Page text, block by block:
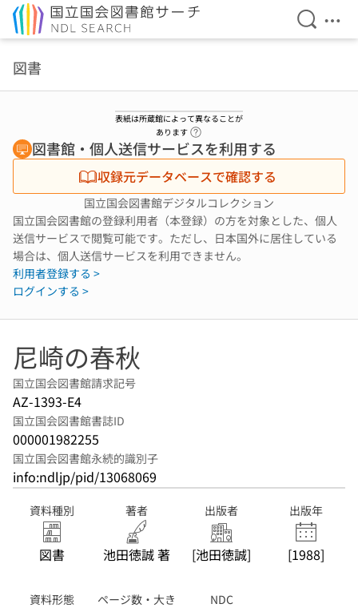
検索を
メ
図書
表紙は所蔵館によって異なることが
あります
図書館・個人送信サービスを利用する
収録元データベースで確認する
国立国会図書館デジタルコレクション
国立国会図書館の登録利用者（本登録）の方を対象とした、個人
送信サービスで閲覧可能です。ただし、日本国外に居住している
場合は、個人送信サービスを利用できません。
利用者登録する >
ログインする >
尼崎の春秋
国立国会図書館請求記号
AZ-1393-E4
国立国会図書館書誌ID
000001982255
国立国会図書館永続的識別子
info:ndljp/pid/13068069
資料種別
図書
著者
池田徳誠 著
出版者
[池田徳誠]
出版年
[1988]
資料形態
ページ数・大き
NDC